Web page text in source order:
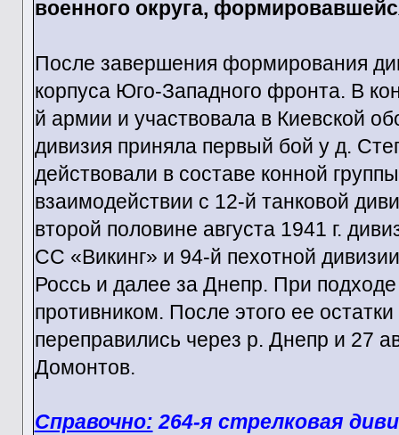
военного округа,
После завершения формирования
корпуса Юго-Западного фронта. В
й армии и участвовала в Киевской
дивизия приняла первый бой у д.
действовали в составе конной
взаимодействии с 12-й танковой
второй половине августа 1941 г.
СС «Викинг» и 94-й пехотной
Россь и далее за Днепр. При подходе
противником. После этого ее
переправились через р. Днепр и 27
Домонтов.
Справочно: 264-я стрелковая